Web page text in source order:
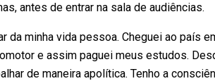
antes de entrar na sala de audiências.
da minha vida pessoa. Cheguei ao país
e assim paguei meus estudos.
de maneira apolítica. Tenho a